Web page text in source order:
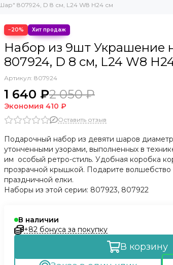
807924, D 8 см, L24 W8 H24 см
−20%
Набор из 9шт Украшение
807924, D 8 см, L24 W8
Артикул: 807924
1 640 ₽2 050 ₽
Экономия 410 ₽
Оставить отзыв
Подарочный набор из девяти шаров
утонченными узорами, выполненных в
им особый ретро-стиль. Удобная коробка
прозрачной крышкой. Подарите
праздничной елки.
Наборы из этой серии: 807923, 807922
В наличии
+82 бонуса за покупку
В корзину